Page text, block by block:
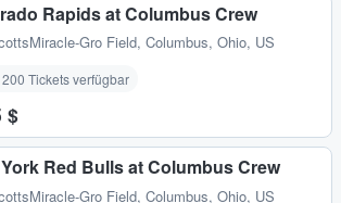
Rapids at Columbus Crew
Gro Field, Columbus, Ohio, US
Tickets verfügbar
$
Red Bulls at Columbus Crew
Gro Field, Columbus, Ohio, US